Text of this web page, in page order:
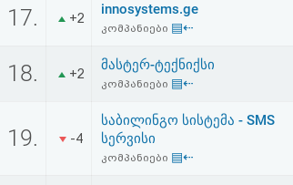
17. +2
innosystems.ge
კომპანიები ▤⇠
18. +2
მასტერ-ტექნიქსი
კომპანიები ▤⇠
19. -4
საბილინგო სისტემა - SMS
სერვისი
კომპანიები ▤⇠